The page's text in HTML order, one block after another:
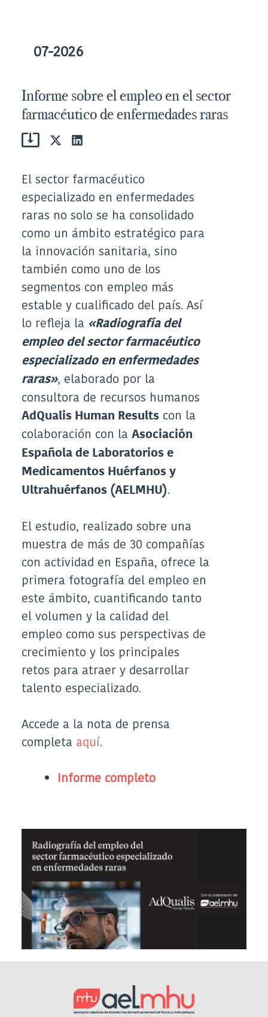
07-2026
Informe sobre el empleo en el sector
farmacéutico de enfermedades raras
Compartir
(Twitter)
Compartir
El sector farmacéutico
especializado en enfermedades
raras no solo se ha consolidado
como un ámbito estratégico para
la innovación sanitaria, sino
también como uno de los
segmentos con empleo más
estable y cualificado del país. Así
lo refleja la «Radiografía del
empleo del sector farmacéutico
especializado en enfermedades
raras», elaborado por la
consultora de recursos humanos
AdQualis Human Results con la
colaboración con la Asociación
Española de Laboratorios e
Medicamentos Huérfanos y
Ultrahuérfanos (AELMHU).
El estudio, realizado sobre una
muestra de más de 30 compañías
con actividad en España, ofrece la
primera fotografía del empleo en
este ámbito, cuantificando tanto
el volumen y la calidad del
empleo como sus perspectivas de
crecimiento y los principales
retos para atraer y desarrollar
talento especializado.
Accede a la nota de prensa
completa aquí.
Informe completo